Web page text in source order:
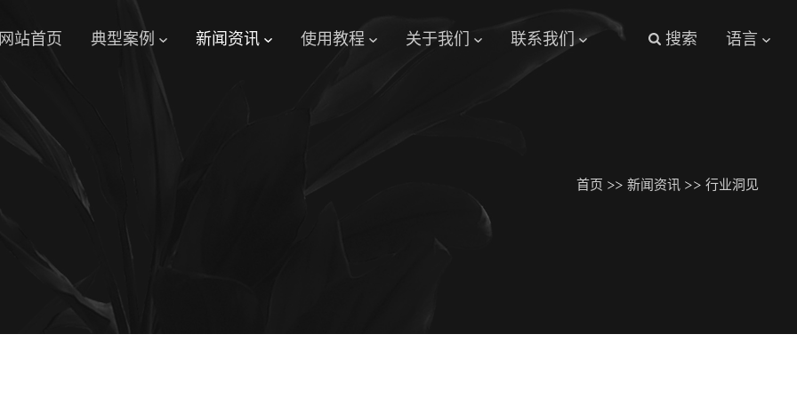
站首页 典型案例 新闻资讯 使用教程 关于我们 联系我们 搜索 语言
首页 >>新闻资讯 >>行业洞见